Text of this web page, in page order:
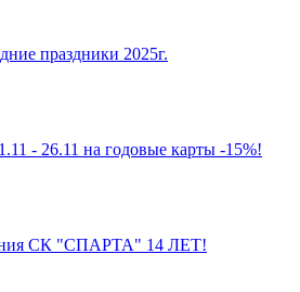
праздники 2025г.
26.11 на годовые карты -15%!
СК "СПАРТА" 14 ЛЕТ!